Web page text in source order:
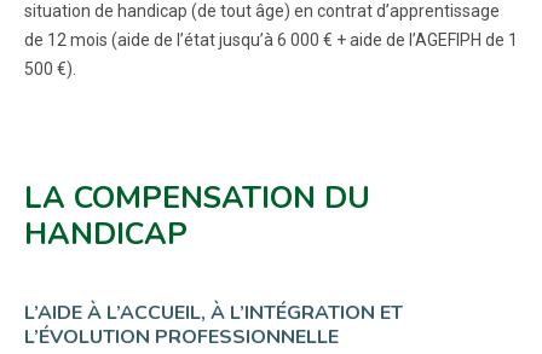
situation de handicap (de tout âge) en contrat d’apprentissage
de 12 mois (aide de l’état jusqu’à 6 000 € + aide de l’AGEFIPH de 1
500 €).
LA COMPENSATION DU
HANDICAP
L’AIDE À L’ACCUEIL, À L’INTÉGRATION ET
L’ÉVOLUTION PROFESSIONNELLE